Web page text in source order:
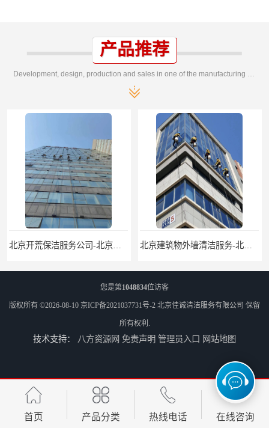
产品推荐
北京外墙清洗服务-北京开荒保洁亮化服务-北京物业清洁服务
您是第1048834位访客
版权所有 ©2026-08-10 京ICP备2021037731号-2 北京佳诚清洁服务有限公司 保留
所有权利.
技术支持： 八方资源网 免责声明 管理员入口 网站地图
首页 产品分类 热线电话 在线咨询